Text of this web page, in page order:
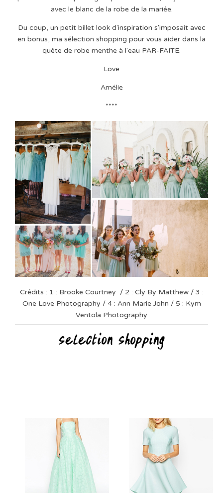
avec le blanc de la robe de la mariée.
Du coup, un petit billet look d'inspiration s'imposait avec
en bonus, ma sélection shopping pour vous aider dans la
quête de robe menthe à l'eau PAR-FAITE.
Love
Amélie
****
Crédits : 1 : Brooke Courtney / 2 : Cly By Matthew / 3 :
One Love Photography / 4 : Ann Marie John / 5 : Kym
Ventola Photography